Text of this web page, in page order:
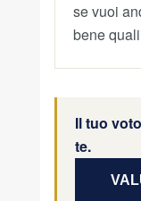
se vuoi
bene
Il tuo
te.